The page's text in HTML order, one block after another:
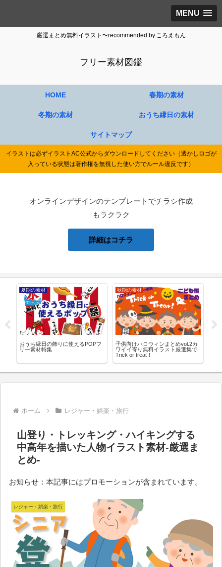
MENU
厳選まとめ無料イラスト〜recommended by.ころえもん
フリー素材図鑑
HOME 春期の素材
冬期の素材 おうち縁日の素材
サイトマップ
イラストは必ずイラストAC公式からダウンロードしてください（透かしロゴが
入っている状態は著作権を無視した使い方でルール違反です）
オンラインデザインのテンプレートでチラシ作成
もラクラク
詳細はコチラ
夏期の素材
おうち縁日の飾りに使えるPOPフ
リー素材特集
秋期の素材
子供向けハロウィンまとめvol.2カ
ワイイ寄り無料イラスト厳選集で
Trick or treat！
ホーム レジャー・娯楽・旅行
山登り・トレッキング・ハイキングする
中高年を描いた人物イラスト素材-厳選ま
とめ-
お知らせ：本記事にはプロモーションが含まれています。
レジャー・娯楽・旅行